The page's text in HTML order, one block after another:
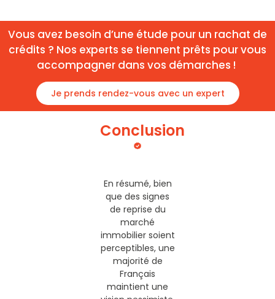
Vous avez besoin d’une étude pour un rachat de
crédits ? Nos experts se tiennent prêts pour vous
accompagner dans vos démarches !
Je prends rendez-vous avec un expert
Conclusion
En résumé, bien
que des signes
de reprise du
marché
immobilier soient
perceptibles, une
majorité de
Français
maintient une